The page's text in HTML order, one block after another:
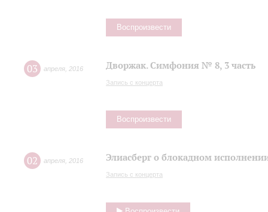
Воспроизвести
03 апреля 2016 Дворжак. Симфония № 8, 3 часть
Запись с концерта
Воспроизвести
02 апреля 2016 Элиасберг о блокадном
Запись с концерта